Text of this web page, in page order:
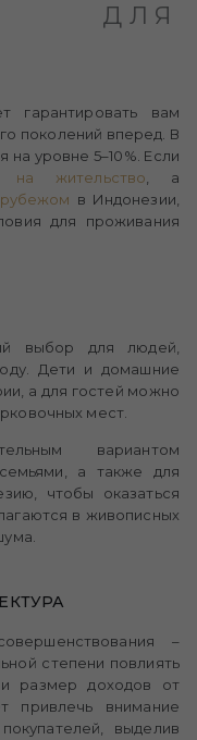
ДЛЯ
гарантировать вам
поколений вперед. В
уровне 5–10%. Если
на жительство , а
в Индонезии,
для проживания
выбор для людей,
Дети и домашние
а для гостей можно
мест.
вариантом
а также для
чтобы оказаться
в живописных
–
степени повлиять
размер доходов от
привлечь внимание
выделив